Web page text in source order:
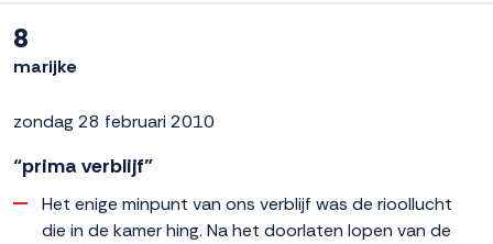
8
marijke
zondag 28 februari 2010
“prima verblijf”
Het enige minpunt van ons verblijf was de rioollucht
die in de kamer hing. Na het doorlaten lopen van de